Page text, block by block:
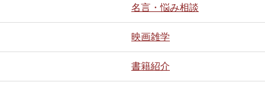
名言・悩み相談
映画雑学
書籍紹介